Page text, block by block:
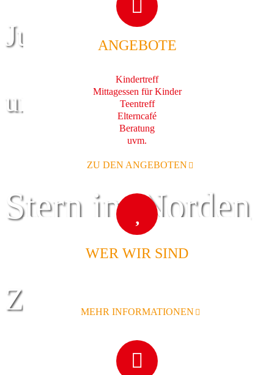
Jugend
und Familie
Stern im Norden
Zentrum für
ANGEBOTE
Kindertreff
Mittagessen für Kinder
Teentreff
Elterncafé
Beratung
uvm.
ZU DEN ANGEBOTEN
WER WIR SIND
MEHR INFORMATIONEN